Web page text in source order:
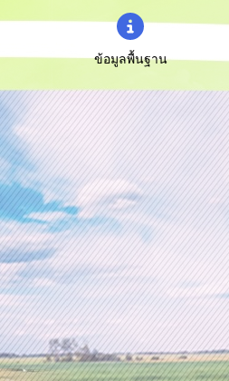
ข้อมูลพื้นฐาน